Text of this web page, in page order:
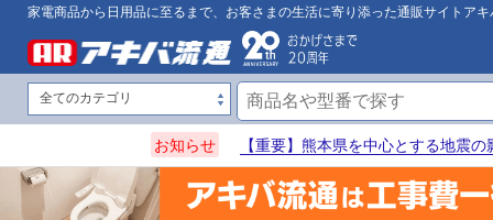
家電商品から日用品に至るまで、お客さまの生活に寄り添った通販サイトアキ
お知らせ 【重要】熊本県を中心とする地震